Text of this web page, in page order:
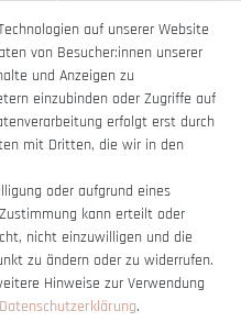
auf unserer Website
von Besucher:innen unserer
und Anzeigen zu
einzubinden oder Zugriffe auf
erfolgt erst durch
mit Dritten, die wir in den
oder aufgrund eines
kann erteilt oder
nicht einzuwilligen und die
zu ändern oder zu widerrufen.
Hinweise zur Verwendung
Daten­schutz­erklärung.